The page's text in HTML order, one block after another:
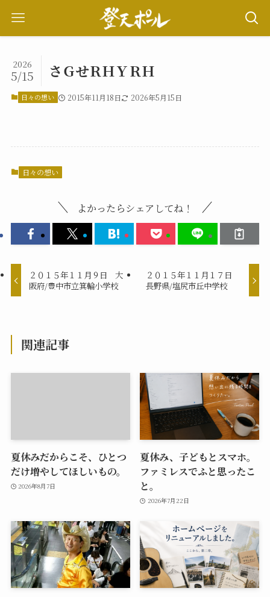
さＧせＲＨＹＲＨ
2026
5/15
日々の想い 2015年11月18日 2026年5月15日
日々の想い
よかったらシェアしてね！
２０１５年１１月９日 大
阪府/豊中市立箕輪小学校
２０１５年１１月１７日
長野県/塩尻市丘中学校
関連記事
夏休みだからこそ、ひとつ
だけ増やしてほしいもの。
2026年8月7日
夏休み、子どもとスマホ。
ファミレスでふと思ったこ
と。
2026年7月22日